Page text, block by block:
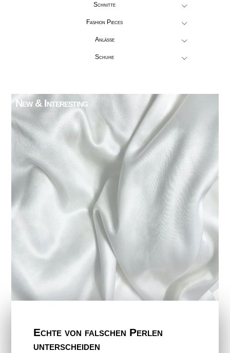
Schnitte
Fashion Pieces
Anlässe
Schuhe
New & Interesting
Echte von falschen Perlen
unterscheiden